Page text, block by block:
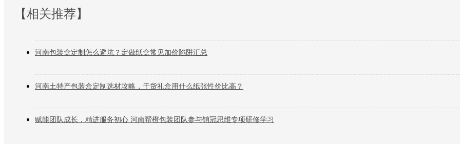
【相关推荐】
河南包装盒定制怎么避坑？定做纸盒常见加价陷阱汇总
河南土特产包装盒定制选材攻略，干货礼盒用什么纸张性价比高？
赋能团队成长，精进服务初心 河南帮橙包装团队参与销冠思维专项研修学习